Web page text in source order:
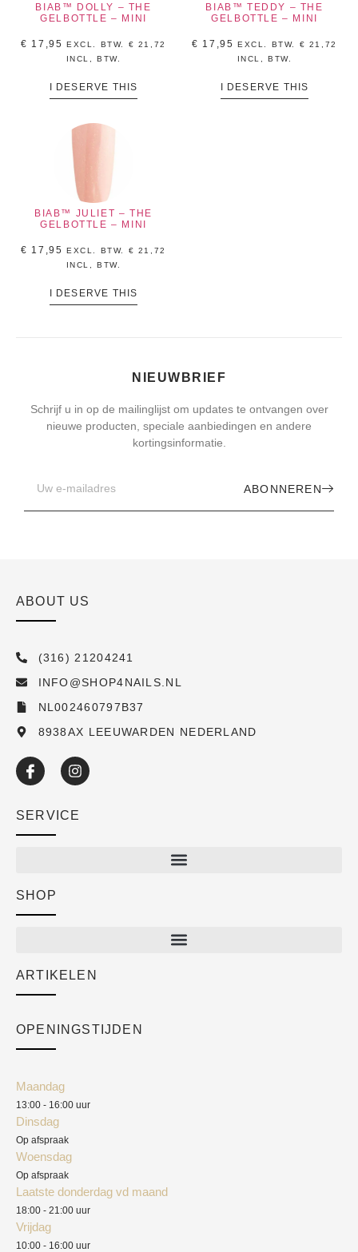
BIAB™ DOLLY – THE
GELBOTTLE – MINI
€ 17,95 EXCL. BTW. € 21,72
INCL, BTW.
I DESERVE THIS
BIAB™ TEDDY – THE
GELBOTTLE – MINI
€ 17,95 EXCL. BTW. € 21,72
INCL, BTW.
I DESERVE THIS
BIAB™ JULIET – THE
GELBOTTLE – MINI
€ 17,95 EXCL. BTW. € 21,72
INCL, BTW.
I DESERVE THIS
NIEUWBRIEF
Schrijf u in op de mailinglijst om updates te ontvangen over
nieuwe producten, speciale aanbiedingen en andere
kortingsinformatie.
ABONNEREN
ABOUT US
(316) 21204241
INFO@SHOP4NAILS.NL
NL002460797B37
8938AX LEEUWARDEN NEDERLAND
SERVICE
Academy
SHOP
ARTIKELEN
OPENINGSTIJDEN
Maandag
13:00 - 16:00 uur
Dinsdag
Op afspraak
Woensdag
Op afspraak
Laatste donderdag vd maand
18:00 - 21:00 uur
Vrijdag
10:00 - 16:00 uur